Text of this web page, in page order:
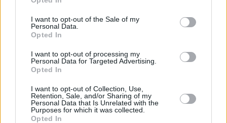
cualquier momento entrando de nuevo en este sitio web o
visitando nuestra política de privacidad.
I want to opt-out of the Sale of my
Personal Data.
Opted In
I want to opt-out of processing my
Personal Data for Targeted Advertising.
Opted In
I want to opt-out of Collection, Use,
Retention, Sale, and/or Sharing of my
Personal Data that Is Unrelated with the
Purposes for which it was collected.
Opted In